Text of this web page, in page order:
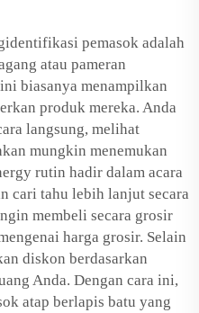
pemasok adalah
atau pameran
biasanya menampilkan
produk mereka. Anda
langsung, melihat
mungkin menemukan
rutin hadir dalam acara
cari tahu lebih lanjut secara
membeli secara grosir
harga grosir. Selain
diskon berdasarkan
Anda. Dengan cara ini,
atap berlapis batu yang